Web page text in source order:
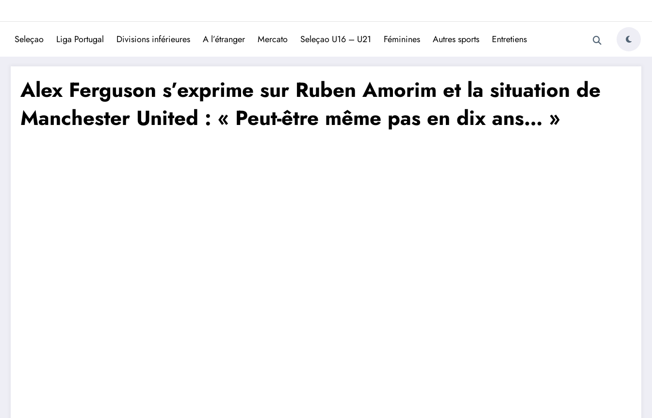
Trivela
L'actualité du football portugais
Seleçao Liga Portugal Divisions inférieures A l’étranger Mercato Seleçao U16 – U21 Féminines Autres sports Entretiens
Alex Ferguson s’exprime sur Ruben Amorim et la situation de
Manchester United : « Peut-être même pas en dix ans… »